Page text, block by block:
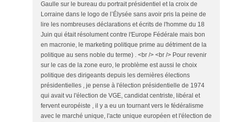
Gaulle sur le bureau du portrait présidentiel et la croix de
Lorraine dans le logo de l’Élysée sans avoir pris la peine de
lire les nombreuses déclarations et écrits de l'homme du 18
Juin qui était résolument contre l'Europe Fédérale mais bon
en macronie, le marketing politique prime au détriment de la
politique au sens noble du terme) . <br /> <br /> Pour revenir
sur le cas de la zone euro, le problème est aussi le choix
politique des dirigeants depuis les dernières élections
présidentielles , je pense à l'élection présidentielle de 1974
qui avait vu l'élection de VGE, candidat centriste, libéral et
fervent européiste , il y a eu un tournant vers le fédéralisme
avec le marché unique, l'acte unique européen et l'élection de